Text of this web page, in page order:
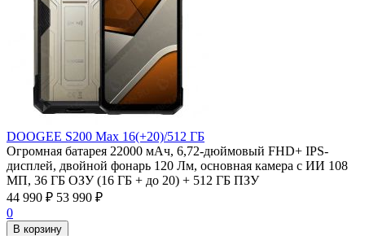
DOOGEE S200 Max 16(+20)/512 ГБ
Огромная батарея 22000 мАч, 6,72-дюймовый FHD+ IPS-
дисплей, двойной фонарь 120 Лм, основная камера с ИИ 108
МП, 36 ГБ ОЗУ (16 ГБ + до 20) + 512 ГБ ПЗУ
44 990 ₽ 53 990 ₽
0
В корзину